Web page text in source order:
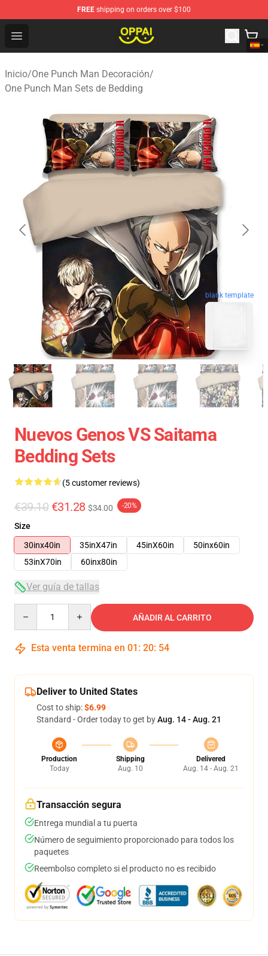
FREE shipping on orders over $100
Open menu
Oppai Store - Official Oppai Merchandise Shop
Inicio/One Punch Man Decoración/
One Punch Man Sets de Bedding
blank template
Nuevos Genos VS Saitama
Bedding Sets
(5 customer reviews)
€39.10 €31.28 $34.00 -20%
Size
30inx40in
35inX47in 45inX60in
50inx60in
53inX70in
60inx80in
Ver guía de tallas
AÑADIR AL CARRITO
Esta venta termina en 01 : 20: 54
Deliver to United States
Cost to ship:$6.99
Standard - Order today to get byAug. 14 - Aug. 21
Production
Today
Shipping
Aug. 10
Delivered
Aug. 14 - Aug. 21
Transacción segura
Entrega mundial a tu puerta
Número de seguimiento proporcionado para todos los
paquetes
Reembolso completo si el producto no es recibido